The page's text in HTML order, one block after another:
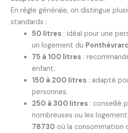
En règle générale, on distingue
standards :
50 litres: idéal pour une
un logement du
75 à 100 litres:
enfant.
150 à 200 litres: adapté
personnes.
250 à 300 litres: conseillé
nombreuses ou les
78730 où la consommation